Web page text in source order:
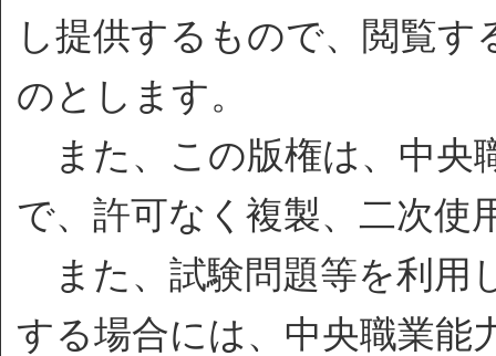
し提供するもので、閲覧
のとします。
また、この版権は、中央
で、許可なく複製、二次使
また、試験問題等を利用
する場合には、中央職業能